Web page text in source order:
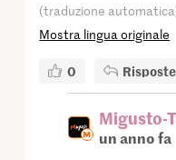
(traduzione
Mostra lingua originale
0 Risposte
Migusto-
un anno fa